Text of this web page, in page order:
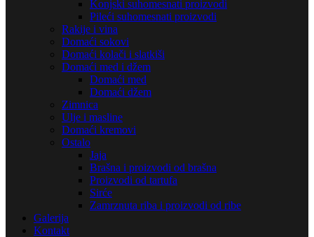
Konjski suhomesnati proizvodi
Pileći suhomesnati proizvodi
Rakije i vina
Domaći sokovi
Domaći kolači i slatkiši
Domaći med i džem
Domaći med
Domaći džem
Zimnica
Ulje i masline
Domaći kremovi
Ostalo
Jaja
Brašna i proizvodi od brašna
Proizvodi od tartufa
Sirće
Zamrznuta riba i proizvodi od ribe
Galerija
Kontakt